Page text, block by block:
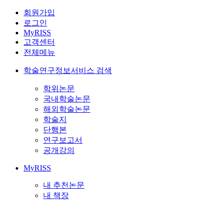
회원가입
로그인
MyRISS
고객센터
전체메뉴
학술연구정보서비스 검색
학위논문
국내학술논문
해외학술논문
학술지
단행본
연구보고서
공개강의
MyRISS
내 추천논문
내 책장